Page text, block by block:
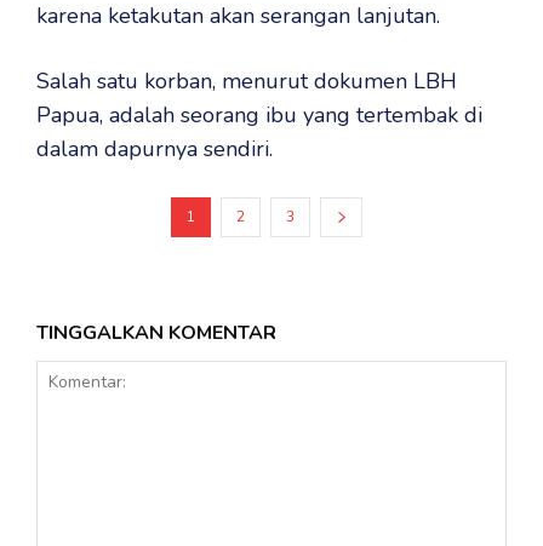
karena ketakutan akan serangan lanjutan.
Salah satu korban, menurut dokumen LBH
Papua, adalah seorang ibu yang tertembak di
dalam dapurnya sendiri.
1 2 3
TINGGALKAN KOMENTAR